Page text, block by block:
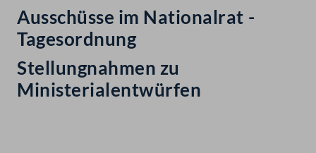
Ausschüsse im Nationalrat -
Tagesordnung
Stellungnahmen zu
Ministerialentwürfen